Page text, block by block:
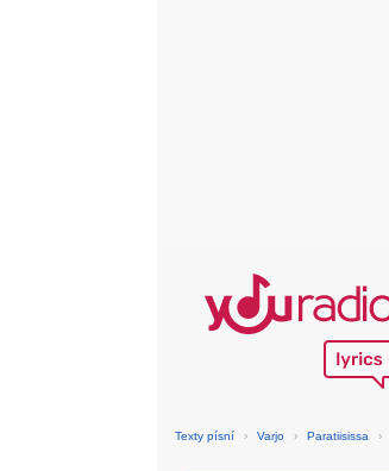
Texty písní › Varjo › Paratiisissa ›